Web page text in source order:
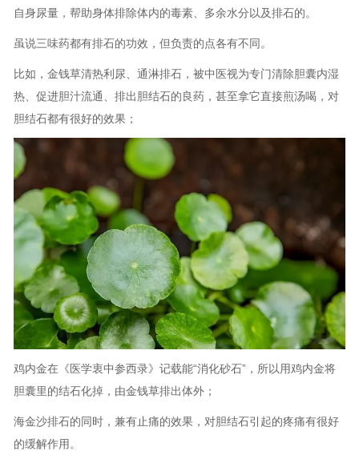
自身尿量，帮助身体排除体内的毒素、多余水分以及排石的。
虽说三味药都有排石的功效，但负责的点各有不同。
比如，金钱草清热利尿、通淋排石，被中医视为专门清除胆囊内湿
热、促进胆汁流通、排出胆结石的良药，甚至拿它直接煎汤喝，对
胆结石都有很好的效果；
鸡内金在《医学衷中参西录》记载能“消化砂石”，所以用鸡内金将
胆囊里的结石化掉，由金钱草排出体外；
海金沙排石的同时，兼有止痛的效果，对胆结石引起的疼痛有很好
的缓解作用。